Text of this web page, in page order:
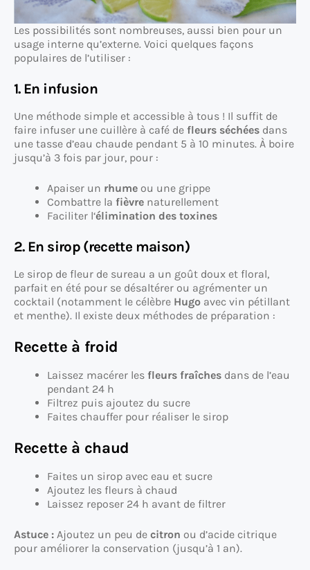
Les possibilités sont nombreuses, aussi bien pour un
usage interne qu’externe. Voici quelques façons
populaires de l’utiliser :
1. En infusion
Une méthode simple et accessible à tous ! Il suffit de
faire infuser une cuillère à café de fleurs séchées dans
une tasse d’eau chaude pendant 5 à 10 minutes. À boire
jusqu’à 3 fois par jour, pour :
Apaiser un rhume ou une grippe
Combattre la fièvre naturellement
Faciliter l‘élimination des toxines
2. En sirop (recette maison)
Le sirop de fleur de sureau a un goût doux et floral,
parfait en été pour se désaltérer ou agrémenter un
cocktail (notamment le célèbre Hugo avec vin pétillant
et menthe). Il existe deux méthodes de préparation :
Recette à froid
Laissez macérer les fleurs fraîches dans de l’eau
pendant 24 h
Filtrez puis ajoutez du sucre
Faites chauffer pour réaliser le sirop
Recette à chaud
Faites un sirop avec eau et sucre
Ajoutez les fleurs à chaud
Laissez reposer 24 h avant de filtrer
Astuce : Ajoutez un peu de citron ou d’acide citrique
pour améliorer la conservation (jusqu’à 1 an).